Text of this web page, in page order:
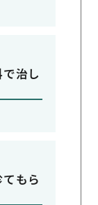
治し
もら